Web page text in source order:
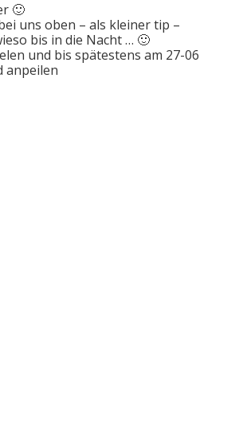
🙂
uns oben – als kleiner tip –
bis in die Nacht … 🙂
und bis spätestens am 27-06
anpeilen